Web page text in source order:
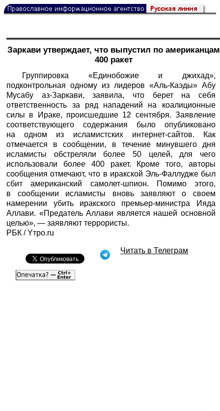
Заркави утверждает, что выпустил по американцам
400 ракет
Группировка «Единобожие и джихад»,
подконтрольная одному из лидеров «Аль-Каэды» Абу
Мусабу аз-Заркави, заявила, что берет на себя
ответственность за ряд нападений на коалиционные
силы в Ираке, происшедшие 12 сентября. Заявление
соответствующего содержания было опубликовано
на одном из исламистских интернет-сайтов. Как
отмечается в сообщении, в течение минувшего дня
исламисты обстреляли более 50 целей, для чего
использовали более 400 ракет. Кроме того, авторы
сообщения отмечают, что в иракской Эль-Фаллудже был
сбит американский самолет-шпион. Помимо этого,
в сообщении исламисты вновь заявляют о своем
намерении убить иракского премьер-министра Ияда
Аллави. «Предатель Аллави является нашей основной
целью», — заявляют террористы.
РБК / Yтро.ru
Читать в Телеграм